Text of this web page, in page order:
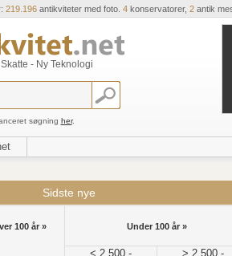
219.196 antikviteter med foto. 4 konservatorer, 2 antik
- Ny Teknologi
søgning her.
Sidste nye
100 år » Under 100 år »
< 2.500,- > 2.500,-